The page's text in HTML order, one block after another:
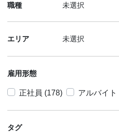
職種 未選択
エリア 未選択
雇用形態
正社員 (178) アルバイ
タグ